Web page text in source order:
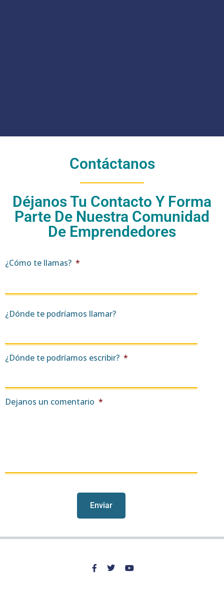
Contáctanos
Déjanos Tu Contacto Y Forma
Parte De Nuestra Comunidad
De Emprendedores
¿Cómo te llamas? *
¿Dónde te podríamos llamar?
¿Dónde te podríamos escribir? *
Dejanos un comentario *